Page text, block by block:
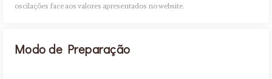
oscilações face aos valores apresentados no website.​
Modo de Preparação